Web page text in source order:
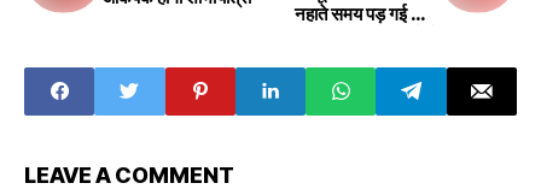
नहाते समय पड़ गई जान
LEAVE A COMMENT